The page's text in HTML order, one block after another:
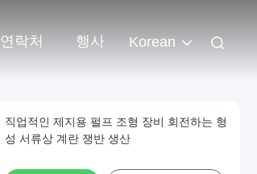
연락처 행사 Korean
직업적인 제지용 펄프 조형 장비 회전하는 형
성 서류상 계란 쟁반 생산